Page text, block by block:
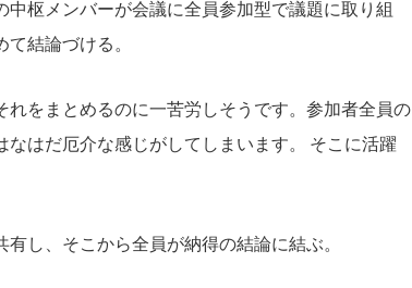
枢メンバーが会議に全員参加型で議題に取り組
結論づける。
をまとめるのに一苦労しそうです。参加者全員の
はだ厄介な感じがしてしまいます。 そこに活躍
し、そこから全員が納得の結論に結ぶ。